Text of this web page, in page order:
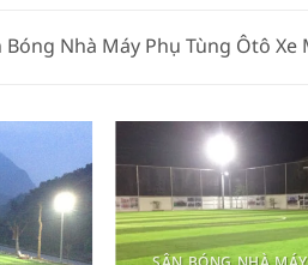
Bóng Nhà Máy Phụ Tùng Ôtô Xe